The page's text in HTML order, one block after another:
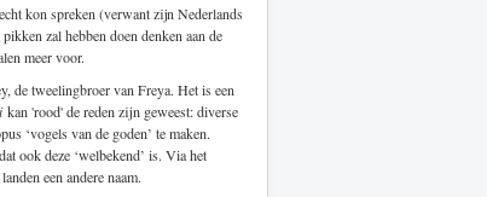
kon spreken (verwant zijn Nederlands
zal hebben doen denken aan de
meer voor.
de tweelingbroer van Freya. Het is een
kan 'rood' de reden zijn geweest: diverse
‘vogels van de goden’ te maken.
ook deze ‘welbekend’ is. Via het
een andere naam.